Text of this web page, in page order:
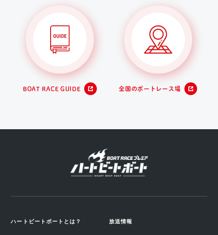
BOAT RACE GUIDE 全国のボートレース場
ハートビートボートとは？ 放送情報